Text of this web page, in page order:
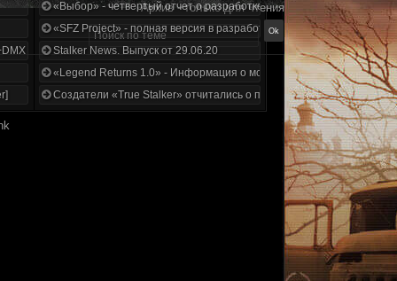
1.3.5.ООП.МА.К.
«Выбор» - четвертый отчет о разработке!
«SFZ Project» - полная версия в разработке!
Stalker News. Выпуск от 29.06.20
«Legend Returns 1.0» - Информация о моде за июнь 2020
Создатели «True Stalker» отчитались о проделанной работе
Архив - только для чтения